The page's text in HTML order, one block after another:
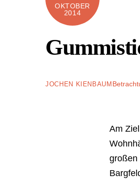
OKTOBER
2014
JOCHEN KIENBAUM
Am
großen